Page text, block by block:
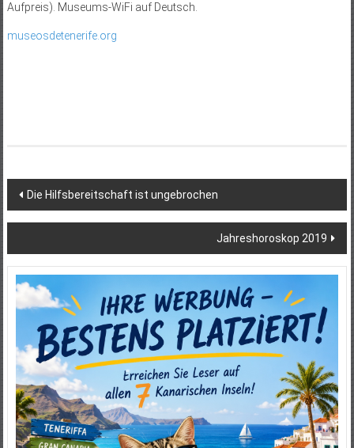
Aufpreis). Museums-WiFi auf Deutsch.
museosdetenerife.org
Beitragsnavigation
Die Hilfsbereitschaft ist ungebrochen
Jahreshoroskop 2019